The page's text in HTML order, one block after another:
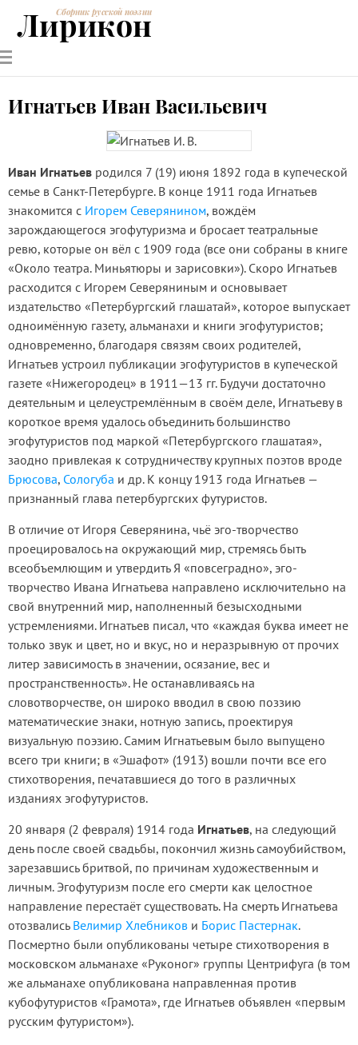
РУССКИЕ
ПОЭТЫ
СОВРЕМЕННИКИЭНЦИКЛОПЕДИЯ
ПОЭЗИИ
Сборник русской поэзии
Лирикон
Игнатьев Иван Васильевич
Иван Игнатьев родился 7 (19) июня 1892 года в купеческой
семье в Санкт-Петербурге. В конце 1911 года Игнатьев
знакомится с Игорем Северянином, вождём
зарождающегося эгофутуризма и бросает театральные
ревю, которые он вёл с 1909 года (все они собраны в книге
«Около театра. Миньятюры и зарисовки»). Скоро Игнатьев
расходится с Игорем Северяниным и основывает
издательство «Петербургский глашатай», которое выпускает
одноимённую газету, альманахи и книги эгофутуристов;
одновременно, благодаря связям своих родителей,
Игнатьев устроил публикации эгофутуристов в купеческой
газете «Нижегородец» в 1911—13 гг. Будучи достаточно
деятельным и целеустремлённым в своём деле, Игнатьеву в
короткое время удалось объединить большинство
эгофутуристов под маркой «Петербургского глашатая»,
заодно привлекая к сотрудничеству крупных поэтов вроде
Брюсова, Сологуба и др. К концу 1913 года Игнатьев —
признанный глава петербургских футуристов.
В отличие от Игоря Северянина, чьё эго-творчество
проецировалось на окружающий мир, стремясь быть
всеобъемлющим и утвердить Я «повсеградно», эго-
творчество Ивана Игнатьева направлено исключительно на
свой внутренний мир, наполненный безысходными
устремлениями. Игнатьев писал, что «каждая буква имеет не
только звук и цвет, но и вкус, но и неразрывную от прочих
литер зависимость в значении, осязание, вес и
пространственность». Не останавливаясь на
словотворчестве, он широко вводил в свою поззию
математические знаки, нотную запись, проектируя
визуальную поэзию. Самим Игнатьевым было выпущено
всего три книги; в «Эшафот» (1913) вошли почти все его
стихотворения, печатавшиеся до того в различных
изданиях эгофутуристов.
20 января (2 февраля) 1914 года Игнатьев, на следующий
день после своей свадьбы, покончил жизнь самоубийством,
зарезавшись бритвой, по причинам художественным и
личным. Эгофутуризм после его смерти как целостное
направление перестаёт существовать. На смерть Игнатьева
отозвались Велимир Хлебников и Борис Пастернак.
Посмертно были опубликованы четыре стихотворения в
московском альманахе «Руконог» группы Центрифуга (в том
же альманахе опубликована направленная против
кубофутуристов «Грамота», где Игнатьев объявлен «первым
русским футуристом»).